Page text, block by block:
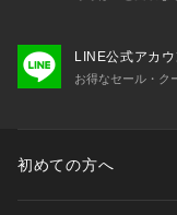
LINE公式アカウ
お得なセール・ク
初めての方へ